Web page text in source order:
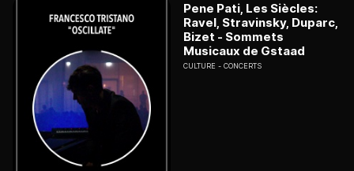
Pene Pati, Les Siècles:
Ravel, Stravinsky, Duparc,
Bizet - Sommets
Musicaux de Gstaad
CULTURE CONCERTS